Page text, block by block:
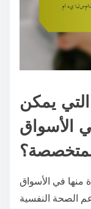
يمكن
الأسواق
منها في الأسواق
الصحة النفسية